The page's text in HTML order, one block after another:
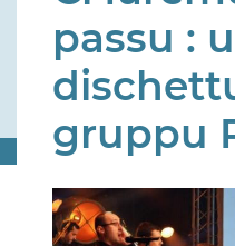
passu :
gruppu
Image